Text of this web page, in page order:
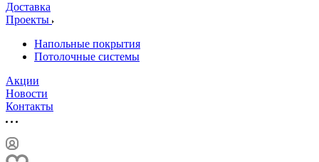
Доставка
Проекты
Напольные покрытия
Потолочные системы
Акции
Новости
Контакты